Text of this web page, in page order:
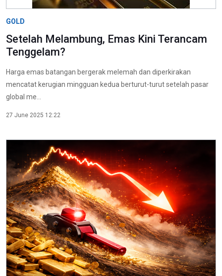
GOLD
Setelah Melambung, Emas Kini Terancam
Tenggelam?
Harga emas batangan bergerak melemah dan diperkirakan
mencatat kerugian mingguan kedua berturut-turut setelah pasar
global me...
27 June 2025 12:22